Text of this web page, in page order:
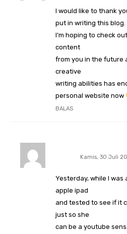
I would like to thank
put in writing this blog.
I’m hoping to check
content
from you in the future
creative
writing abilities has
personal website now
BALAS
Kamis, 30 Juli
Yesterday, while I was
apple ipad
and tested to see if it
just so she
can be a youtube